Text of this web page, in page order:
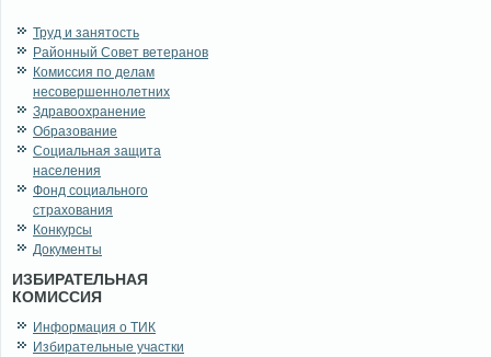
Труд и занятость
Районный Совет ветеранов
Комиссия по делам
несовершеннолетних
Здравоохранение
Образование
Социальная защита
населения
Фонд социального
страхования
Конкурсы
Документы
ИЗБИРАТЕЛЬНАЯ
КОМИССИЯ
Информация о ТИК
Избирательные участки